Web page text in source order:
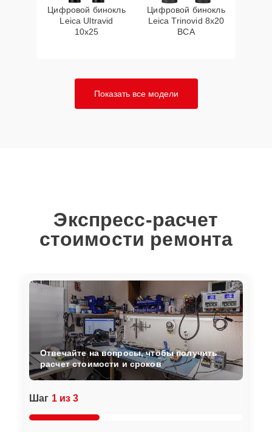
Цифровой бинокль
Leica Ultravid
10x25
Цифровой бинокль
Leica Trinovid 8x20
BCA
Показать все модели
Экспресс-расчет
стоимости ремонта
Шаг 1 из 3
Отвечайте на вопросы, чтобы получить
расчет стоимости и сроков